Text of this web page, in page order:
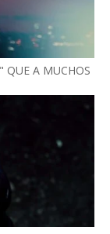
A MUCHOS